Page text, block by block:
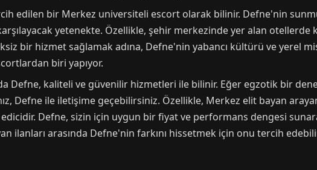
edilen bir Merkez universiteli escort olarak bilinir. Defne'nin
yetenekte. Özellikle, şehir merkezinde yer alan otellerde
bir hizmet sağlamak adına, Defne'nin yabancı kültürü ve yerel
biri yapıyor.
Defne, kaliteli ve güvenilir hizmetleri ile bilinir. Eğer egzotik bir
Defne ile iletişime geçebilirsiniz. Özellikle, Merkez elit bayan
Defne, sizin için uygun bir fiyat ve performans dengesi
ilanları arasında Defne'nin farkını hissetmek için onu tercih